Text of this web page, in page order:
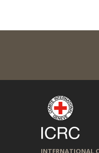
INTERNATIONAL